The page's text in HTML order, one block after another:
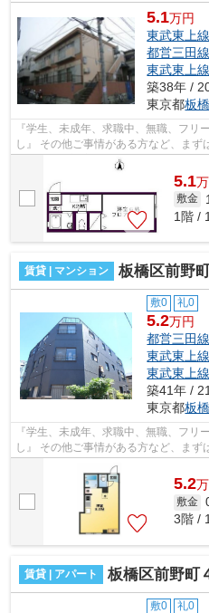
5.1万円
東武東上線
都営三田線
東武東上線
築38年 /
東京都板
『学生、未成年、求職中、無職、フ
し』 その他ご事情がある方など、ま
スタッフが対応致しますのでご希望...
5.1万
敷金
1階 /
賃貸 | マンション 板橋区前野
敷0 礼0
5.2万円
都営三田線
東武東上線
東武東上線
築41年 /
東京都板
『学生、未成年、求職中、無職、フ
し』 その他ご事情がある方など、ま
スタッフが対応致しますのでご希望...
5.2万
敷金
3階 /
賃貸 | アパート 板橋区前野町
敷0 礼0